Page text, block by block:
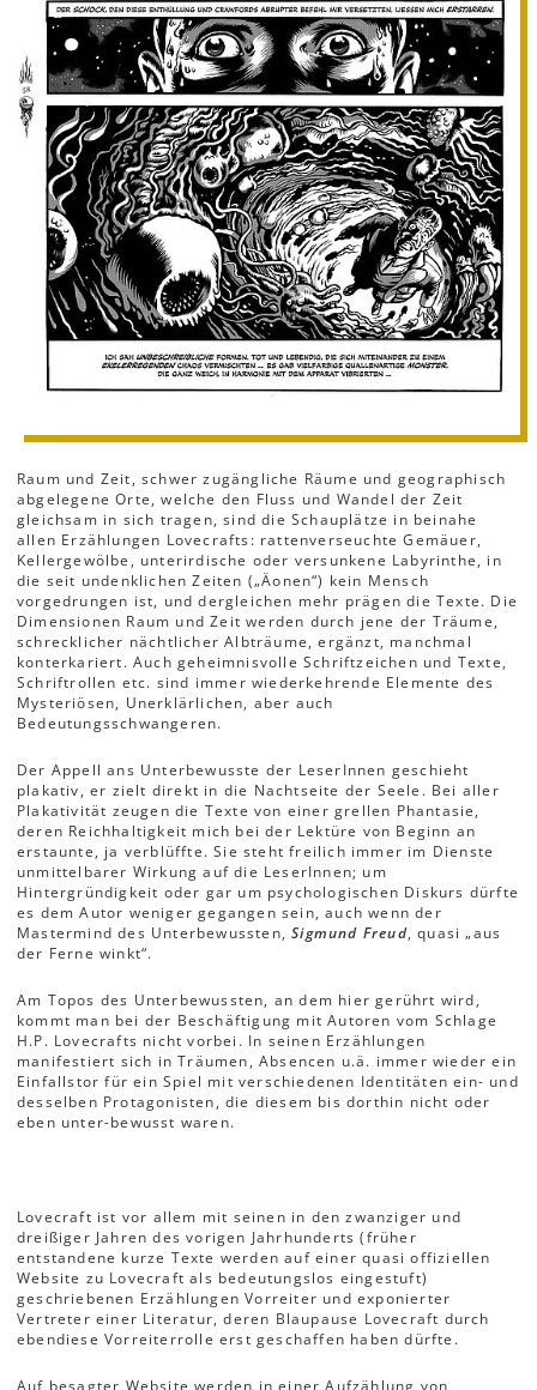
Raum und Zeit, schwer zugängliche Räume und geographisch
abgelegene Orte, welche den Fluss und Wandel der Zeit
gleichsam in sich tragen, sind die Schauplätze in beinahe
allen Erzählungen Lovecrafts: rattenverseuchte Gemäuer,
Kellergewölbe, unterirdische oder versunkene Labyrinthe, in
die seit undenklichen Zeiten („Äonen“) kein Mensch
vorgedrungen ist, und dergleichen mehr prägen die Texte. Die
Dimensionen Raum und Zeit werden durch jene der Träume,
schrecklicher nächtlicher Albträume, ergänzt, manchmal
konterkariert. Auch geheimnisvolle Schriftzeichen und Texte,
Schriftrollen etc. sind immer wiederkehrende Elemente des
Mysteriösen, Unerklärlichen, aber auch
Bedeutungsschwangeren.
Der Appell ans Unterbewusste der LeserInnen geschieht
plakativ, er zielt direkt in die Nachtseite der Seele. Bei aller
Plakativität zeugen die Texte von einer grellen Phantasie,
deren Reichhaltigkeit mich bei der Lektüre von Beginn an
erstaunte, ja verblüffte. Sie steht freilich immer im Dienste
unmittelbarer Wirkung auf die LeserInnen; um
Hintergründigkeit oder gar um psychologischen Diskurs dürfte
es dem Autor weniger gegangen sein, auch wenn der
Mastermind des Unterbewussten,Sigmund Freud, quasi „aus
der Ferne winkt“.
Am Topos des Unterbewussten, an dem hier gerührt wird,
kommt man bei der Beschäftigung mit Autoren vom Schlage
H.P. Lovecrafts nicht vorbei. In seinen Erzählungen
manifestiert sich in Träumen, Absencen u.ä. immer wieder ein
Einfallstor für ein Spiel mit verschiedenen Identitäten ein- und
desselben Protagonisten, die diesem bis dorthin nicht oder
eben unter-bewusst waren.
Lovecraft ist vor allem mit seinen in den zwanziger und
dreißiger Jahren des vorigen Jahrhunderts (früher
entstandene kurze Texte werden auf einer quasi offiziellen
Website zu Lovecraft als bedeutungslos eingestuft)
geschriebenen Erzählungen Vorreiter und exponierter
Vertreter einer Literatur, deren Blaupause Lovecraft durch
ebendiese Vorreiterrolle erst geschaffen haben dürfte.